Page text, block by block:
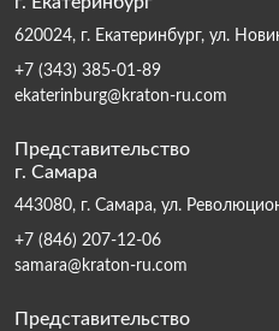
620024, г. Екатеринбург, ул.
+7 (343) 385-01-89
ekaterinburg@kraton-ru.com
Представительство
г. Самара
443080, г. Самара, ул.
+7 (846) 207-12-06
samara@kraton-ru.com
Представительство